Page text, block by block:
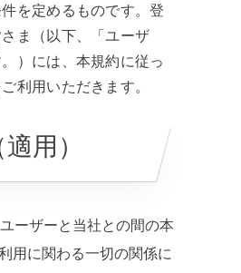
を定めるものです。登
ま（以下、「ユーザ
）には、本規約に従っ
利用いただきます。
用）
ーザーと当社との間の本
用に関わる一切の関係に